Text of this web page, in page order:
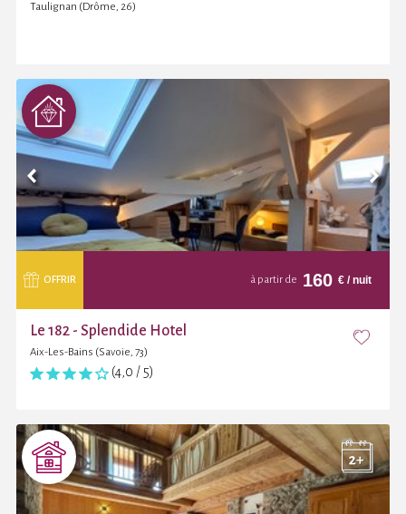
Taulignan (Drôme, 26)
OFFRIR à partir de 160 € / nuit
Le 182 - Splendide Hotel
Aix-Les-Bains (Savoie, 73)
(4,0 / 5)